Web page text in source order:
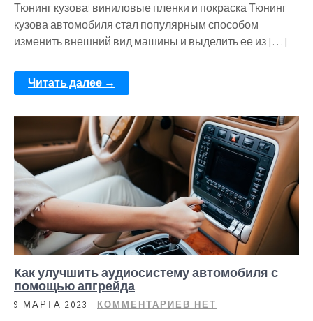
Тюнинг кузова: виниловые пленки и покраска Тюнинг
кузова автомобиля стал популярным способом
изменить внешний вид машины и выделить ее из […]
Читать далее →
Как улучшить аудиосистему автомобиля с
помощью апгрейда
9 МАРТА 2023 КОММЕНТАРИЕВ НЕТ